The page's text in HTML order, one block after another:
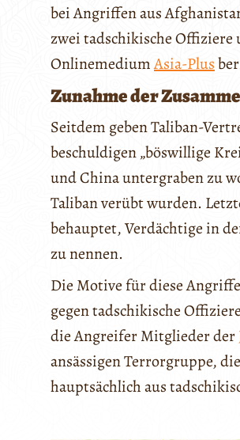
bei Angriffen aus
zwei tadschikische Offiziere
OnlinemediumAsia-Plus
Zunahme der
Seitdem geben Taliban-
beschuldigen „böswillige
und China untergraben zu
Taliban verübt wurden.
behauptet, Verdächtige in
zu nennen.
Die Motive für diese
gegen tadschikische
die Angreifer Mitglieder der
ansässigen Terrorgruppe,
hauptsächlich aus